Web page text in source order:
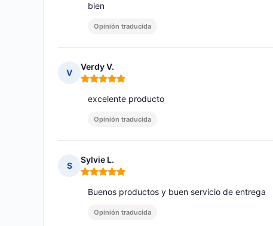
bien
Opinión traducida
V
Verdy V.
Nota: 5 de 5
excelente producto
Opinión traducida
S
Sylvie L.
Nota: 5 de 5
Buenos productos y buen servicio de entrega
Opinión traducida